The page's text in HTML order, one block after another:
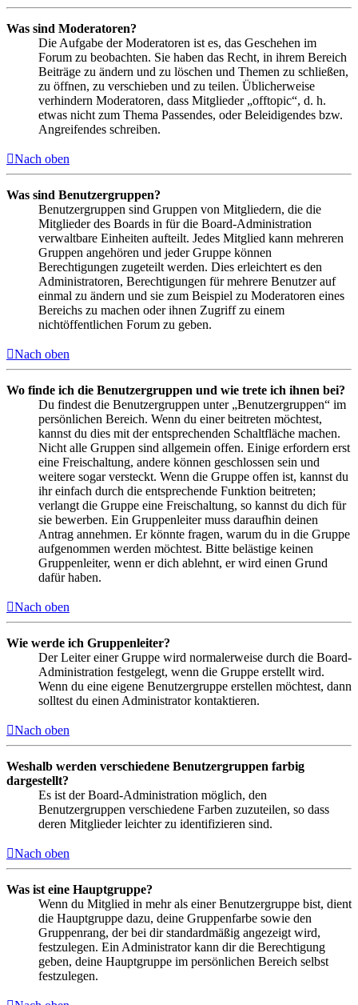
Was sind Moderatoren?
Die Aufgabe der Moderatoren ist es, das Geschehen im
Forum zu beobachten. Sie haben das Recht, in ihrem Bereich
Beiträge zu ändern und zu löschen und Themen zu schließen,
zu öffnen, zu verschieben und zu teilen. Üblicherweise
verhindern Moderatoren, dass Mitglieder „offtopic“, d. h.
etwas nicht zum Thema Passendes, oder Beleidigendes bzw.
Angreifendes schreiben.
Nach oben
Was sind Benutzergruppen?
Benutzergruppen sind Gruppen von Mitgliedern, die die
Mitglieder des Boards in für die Board-Administration
verwaltbare Einheiten aufteilt. Jedes Mitglied kann mehreren
Gruppen angehören und jeder Gruppe können
Berechtigungen zugeteilt werden. Dies erleichtert es den
Administratoren, Berechtigungen für mehrere Benutzer auf
einmal zu ändern und sie zum Beispiel zu Moderatoren eines
Bereichs zu machen oder ihnen Zugriff zu einem
nichtöffentlichen Forum zu geben.
Nach oben
Wo finde ich die Benutzergruppen und wie trete ich ihnen bei?
Du findest die Benutzergruppen unter „Benutzergruppen“ im
persönlichen Bereich. Wenn du einer beitreten möchtest,
kannst du dies mit der entsprechenden Schaltfläche machen.
Nicht alle Gruppen sind allgemein offen. Einige erfordern erst
eine Freischaltung, andere können geschlossen sein und
weitere sogar versteckt. Wenn die Gruppe offen ist, kannst du
ihr einfach durch die entsprechende Funktion beitreten;
verlangt die Gruppe eine Freischaltung, so kannst du dich für
sie bewerben. Ein Gruppenleiter muss daraufhin deinen
Antrag annehmen. Er könnte fragen, warum du in die Gruppe
aufgenommen werden möchtest. Bitte belästige keinen
Gruppenleiter, wenn er dich ablehnt, er wird einen Grund
dafür haben.
Nach oben
Wie werde ich Gruppenleiter?
Der Leiter einer Gruppe wird normalerweise durch die Board-
Administration festgelegt, wenn die Gruppe erstellt wird.
Wenn du eine eigene Benutzergruppe erstellen möchtest, dann
solltest du einen Administrator kontaktieren.
Nach oben
Weshalb werden verschiedene Benutzergruppen farbig
dargestellt?
Es ist der Board-Administration möglich, den
Benutzergruppen verschiedene Farben zuzuteilen, so dass
deren Mitglieder leichter zu identifizieren sind.
Nach oben
Was ist eine Hauptgruppe?
Wenn du Mitglied in mehr als einer Benutzergruppe bist, dient
die Hauptgruppe dazu, deine Gruppenfarbe sowie den
Gruppenrang, der bei dir standardmäßig angezeigt wird,
festzulegen. Ein Administrator kann dir die Berechtigung
geben, deine Hauptgruppe im persönlichen Bereich selbst
festzulegen.